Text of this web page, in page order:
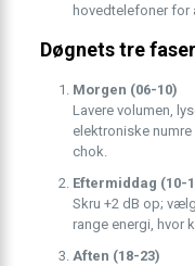
hovedtelefoner for
Døgnets tre
Morgen (06-10)
Lavere volumen,
elektroniske
chok.
Eftermiddag (10-
Skru +2 dB op;
range energi, hvor
Aften (18-23)